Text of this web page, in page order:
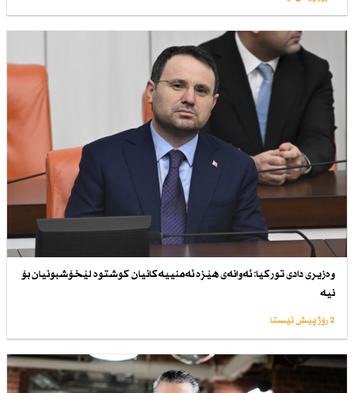
وەزیری دادی توركیا: ئەوانەی هێزە ئەمنییەكانیان كوشتوە لێخۆشبونیان بۆ
نیە
2 رۆژ پێش ئێستا